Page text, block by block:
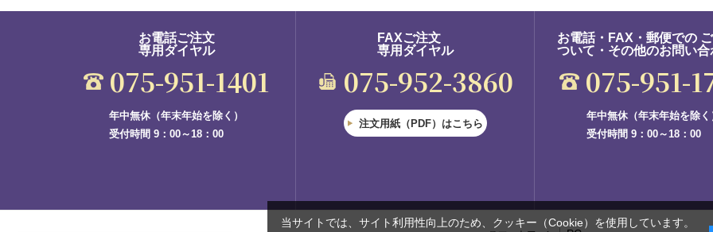
お電話ご注文
専用ダイヤル
075-951-1401
年中無休（年末年始を除く）
受付時間 9：00～18：00
FAXご注文
専用ダイヤル
075-952-3860
注文用紙（PDF）はこちら
お電話・FAX・郵便での
ついて・その他のお問い合
075-951-
年中無休（年末年始を除く
受付時間 9：00～18：00
当サイトでは、サイト利用性向上のため、クッキー（Cookie）を使用しています。